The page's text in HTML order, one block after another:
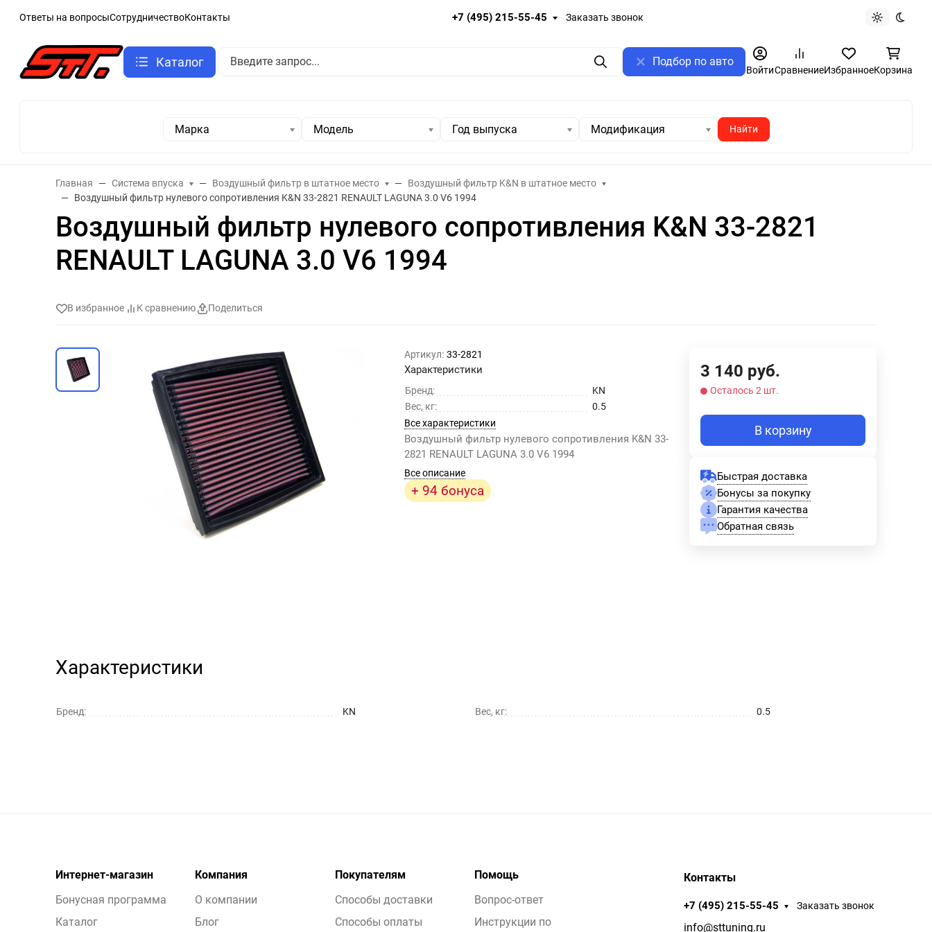
Ответы на вопросыСотрудничествоКонтакты +7 (495) 215-55-45 Заказать звонок
Светлая
Каталог Поиск
Подбор по авто
ВойтиСравнениеИзбранноеКорзина
Марка Модель Год выпуска Модификация
Главная Система впуска Воздушный фильтр в штатное место
Воздушный фильтр K&N в штатное место
Воздушный фильтр нулевого сопротивления K&N 33-2821 RENAULT LAGUNA 3.0 V6 1994
Воздушный фильтр нулевого сопротивления K&N 33-2821
RENAULT LAGUNA 3.0 V6 1994
В избранное К сравнению Поделиться
Артикул: 33-2821
Характеристики
Бренд:
KN
Вес, кг:
0.5
Все характеристики
Воздушный фильтр нулевого сопротивления K&N 33-
2821 RENAULT LAGUNA 3.0 V6 1994
Все описание
+ 94 бонуса
3 140 руб.
Осталось 2 шт.
В корзину
Быстрая доставка
Бонусы за покупку
Гарантия качества
Обратная связь
Характеристики
Бренд: KN Вес, кг: 0.5
Интернет-магазин
Бонусная программа
Каталог
Компания
О компании
Блог
Покупателям
Способы доставки
Способы оплаты
Помощь
Вопрос-ответ
Инструкции по
Контакты
+7 (495) 215-55-45 Заказать звонок
info@sttuning.ru